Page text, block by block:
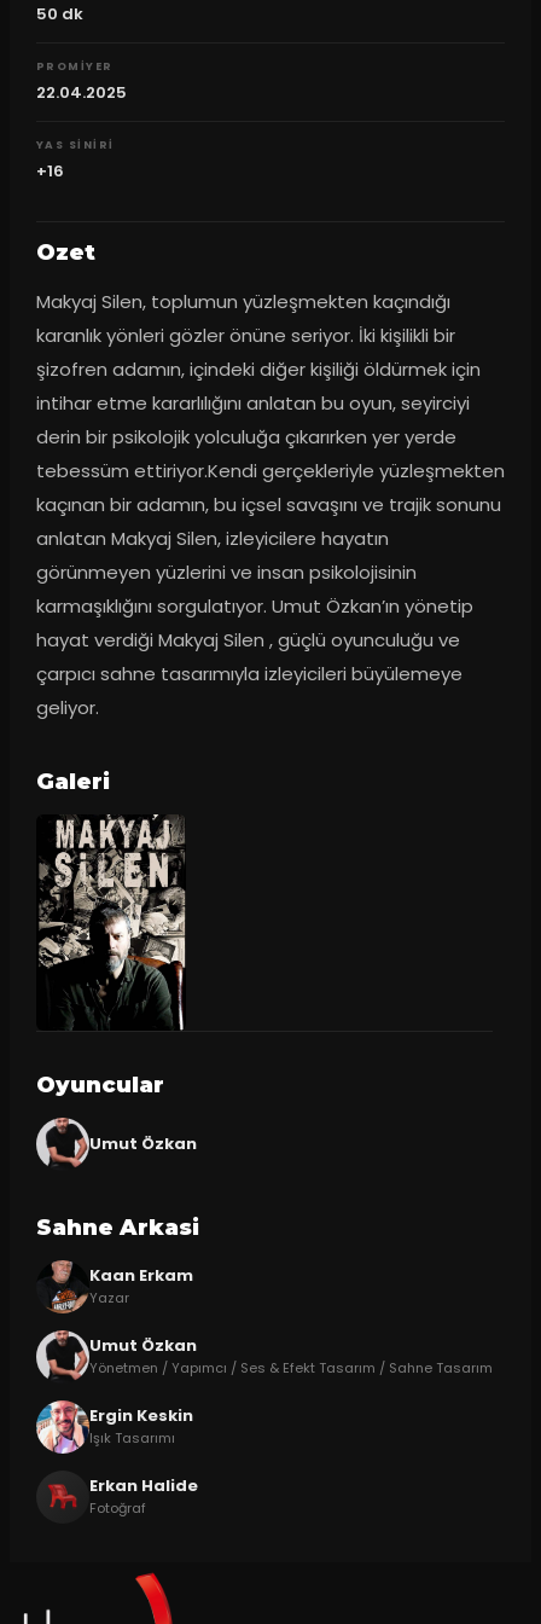
50 dk
PROMIYER
22.04.2025
YAS SINIRI
+16
Ozet
Makyaj Silen, toplumun yüzleşmekten kaçındığı
karanlık yönleri gözler önüne seriyor. İki kişilikli bir
şizofren adamın, içindeki diğer kişiliği öldürmek için
intihar etme kararlılığını anlatan bu oyun, seyirciyi
derin bir psikolojik yolculuğa çıkarırken yer yerde
tebessüm ettiriyor.Kendi gerçekleriyle yüzleşmekten
kaçınan bir adamın, bu içsel savaşını ve trajik sonunu
anlatan Makyaj Silen, izleyicilere hayatın
görünmeyen yüzlerini ve insan psikolojisinin
karmaşıklığını sorgulatıyor. Umut Özkan’ın yönetip
hayat verdiği Makyaj Silen , güçlü oyunculuğu ve
çarpıcı sahne tasarımıyla izleyicileri büyülemeye
geliyor.
Galeri
Oyuncular
Umut Özkan
Sahne Arkasi
Kaan Erkam
Yazar
Umut Özkan
Yönetmen / Yapımcı / Ses & Efekt Tasarım / Sahne Tasarım
Ergin Keskin
Işık Tasarımı
Erkan Halide
Fotoğraf